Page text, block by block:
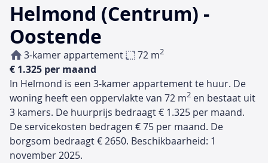
Helmond (Centrum) -
Oostende
3-kamer appartement 72 m2
€ 1.325 per maand
In Helmond is een 3-kamer appartement te huur. De
woning heeft een oppervlakte van 72 m2 en bestaat uit
3 kamers. De huurprijs bedraagt € 1.325 per maand.
De servicekosten bedragen € 75 per maand. De
borgsom bedraagt € 2650. Beschikbaarheid: 1
november 2025.